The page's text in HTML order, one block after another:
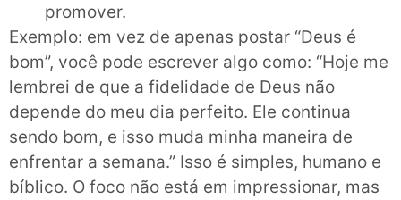
promover.
Exemplo: em vez de apenas postar “Deus é
bom”, você pode escrever algo como: “Hoje me
lembrei de que a fidelidade de Deus não
depende do meu dia perfeito. Ele continua
sendo bom, e isso muda minha maneira de
enfrentar a semana.” Isso é simples, humano e
bíblico. O foco não está em impressionar, mas